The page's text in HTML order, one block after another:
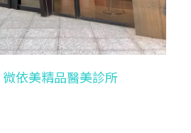
微依美精品醫美診所